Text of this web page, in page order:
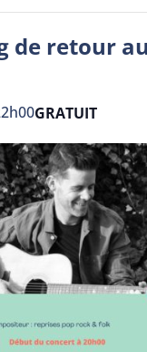
de retour
GRATUIT